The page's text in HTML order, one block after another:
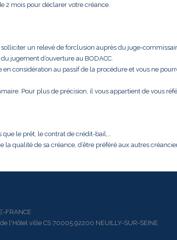
2 mois pour déclarer votre créance.
un relevé de forclusion auprès du juge-
jugement d’ouverture au BODACC.
considération au passif de la procédure et vous ne
Pour plus de précision, il vous appartient de vous
que le prêt, le contrat de crédit-bail,…
qualité de sa créance, d’être préféré aux autres
FRANCE
ville CS 70005 92200 NEUILLY-SUR-SEINE